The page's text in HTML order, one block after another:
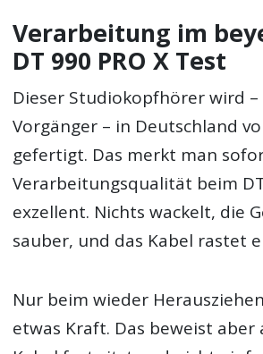
Verarbeitung im
DT 990 PRO X Test
Dieser Studiokopfhörer wird –
Vorgänger – in Deutschland
gefertigt. Das merkt man
Verarbeitungsqualität beim
exzellent. Nichts wackelt, die
sauber, und das Kabel rastet
Nur beim wieder
etwas Kraft. Das beweist aber